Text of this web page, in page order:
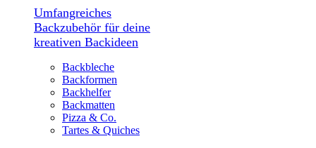
Umfangreiches
Backzubehör für deine
kreativen Backideen
Backbleche
Backformen
Backhelfer
Backmatten
Pizza & Co.
Tartes & Quiches